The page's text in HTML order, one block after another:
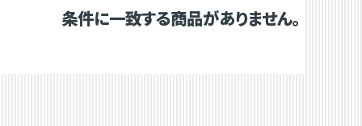
条件に一致する商品がありません。